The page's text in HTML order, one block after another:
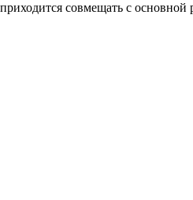
совмещать с